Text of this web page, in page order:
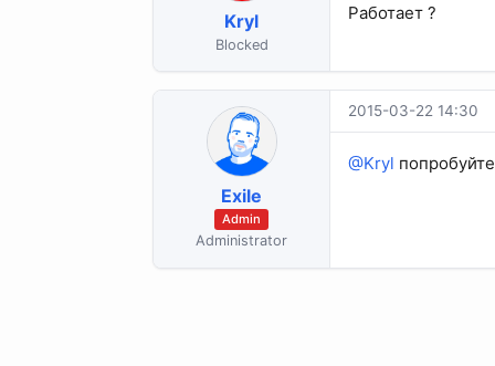
Kryl
Blocked
Работает ?
Exile
Admin
Administrator
2015-03-22 14:30
@Kryl